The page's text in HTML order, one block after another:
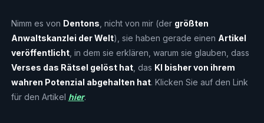
Nimm es von Dentons , nicht von mir (der größten
Anwaltskanzlei der Welt), sie haben gerade einen Artikel
veröffentlicht, in dem sie erklären, warum sie glauben, dass
Verses das Rätsel gelöst hat, das KI bisher von ihrem
wahren Potenzial abgehalten hat. Klicken Sie auf den Link
für den Artikel hier.